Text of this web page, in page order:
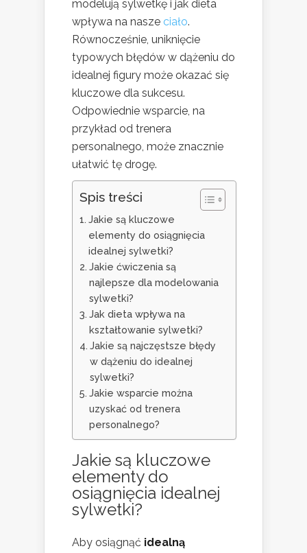
modelują sylwetkę i jak dieta
wpływa na nasze ciało.
Równocześnie, uniknięcie
typowych błędów w dążeniu do
idealnej figury może okazać się
kluczowe dla sukcesu.
Odpowiednie wsparcie, na
przykład od trenera
personalnego, może znacznie
ułatwić tę drogę.
Spis treści
Jakie są kluczowe
elementy do osiągnięcia
idealnej sylwetki?
Jakie ćwiczenia są
najlepsze dla modelowania
sylwetki?
Jak dieta wpływa na
kształtowanie sylwetki?
Jakie są najczęstsze błędy
w dążeniu do idealnej
sylwetki?
Jakie wsparcie można
uzyskać od trenera
personalnego?
Jakie są kluczowe
elementy do
osiągnięcia idealnej
sylwetki?
Aby osiągnąć idealną